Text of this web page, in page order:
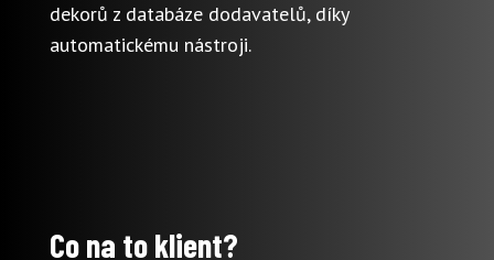
dekorů z databáze dodavatelů, díky
automatickému nástroji.
Co na to klient?